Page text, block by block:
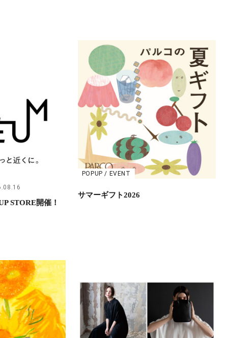
STORE開催！
POPUP / EVENT
サマーギフト2026